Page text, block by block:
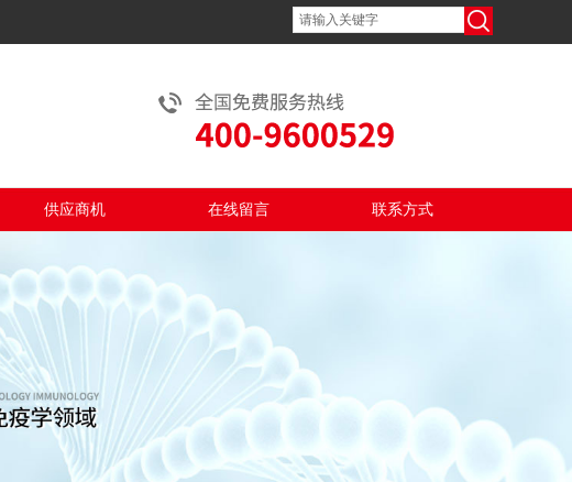
供应商机 在线留言 联系方式